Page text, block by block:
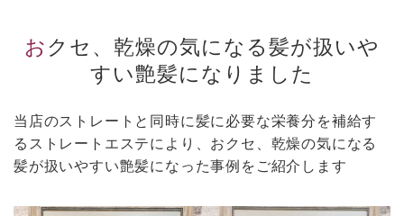
おクセ、乾燥の気になる髪が扱いや
すい艶髪になりました
当店のストレートと同時に髪に必要な栄養分を補給す
るストレートエステにより、おクセ、乾燥の気になる
髪が扱いやすい艶髪になった事例をご紹介します